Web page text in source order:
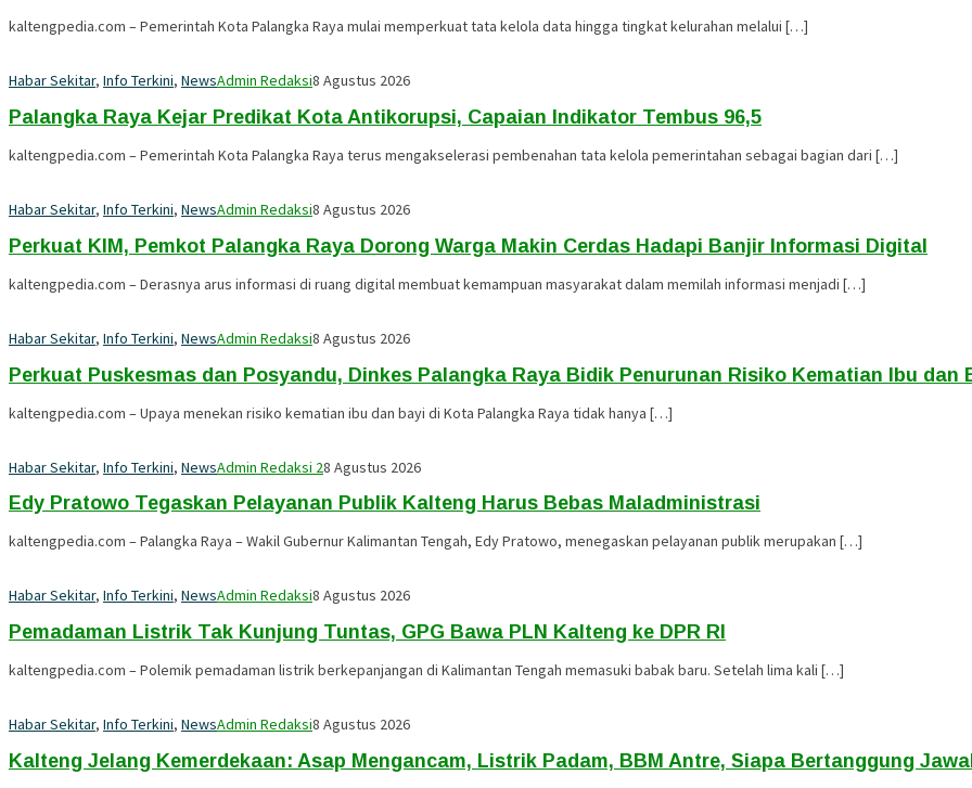
kaltengpedia.com – Pemerintah Kota Palangka Raya mulai memperkuat tata kelola data hingga tingkat kelurahan melalui […]
Habar Sekitar, Info Terkini, NewsAdmin Redaksi8 Agustus 2026
Palangka Raya Kejar Predikat Kota Antikorupsi, Capaian Indikator Tembus 96,5
kaltengpedia.com – Pemerintah Kota Palangka Raya terus mengakselerasi pembenahan tata kelola pemerintahan sebagai bagian dari […]
Habar Sekitar, Info Terkini, NewsAdmin Redaksi8 Agustus 2026
Perkuat KIM, Pemkot Palangka Raya Dorong Warga Makin Cerdas Hadapi Banjir Informasi Digital
kaltengpedia.com – Derasnya arus informasi di ruang digital membuat kemampuan masyarakat dalam memilah informasi menjadi […]
Habar Sekitar, Info Terkini, NewsAdmin Redaksi8 Agustus 2026
Perkuat Puskesmas dan Posyandu, Dinkes Palangka Raya Bidik Penurunan Risiko Kematian Ibu dan
kaltengpedia.com – Upaya menekan risiko kematian ibu dan bayi di Kota Palangka Raya tidak hanya […]
Habar Sekitar, Info Terkini, NewsAdmin Redaksi 28 Agustus 2026
Edy Pratowo Tegaskan Pelayanan Publik Kalteng Harus Bebas Maladministrasi
kaltengpedia.com – Palangka Raya – Wakil Gubernur Kalimantan Tengah, Edy Pratowo, menegaskan pelayanan publik merupakan […]
Habar Sekitar, Info Terkini, NewsAdmin Redaksi8 Agustus 2026
Pemadaman Listrik Tak Kunjung Tuntas, GPG Bawa PLN Kalteng ke DPR RI
kaltengpedia.com – Polemik pemadaman listrik berkepanjangan di Kalimantan Tengah memasuki babak baru. Setelah lima kali […]
Habar Sekitar, Info Terkini, NewsAdmin Redaksi8 Agustus 2026
Kalteng Jelang Kemerdekaan: Asap Mengancam, Listrik Padam, BBM Antre, Siapa Bertanggung